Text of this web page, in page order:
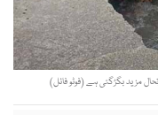
مزید بگڑگئی ہے (فوٹو فائل)